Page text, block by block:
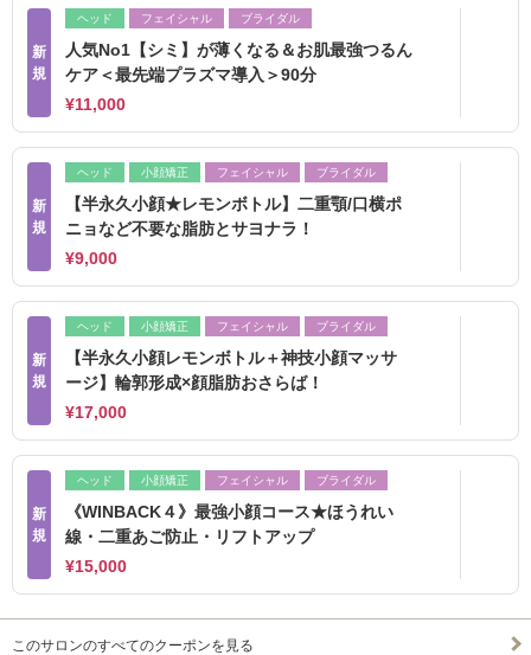
新
規
ヘッド フェイシャル ブライダル
人気No1【シミ】が薄くなる＆お肌最強つるん
ケア＜最先端プラズマ導入＞90分
¥11,000
新
規
ヘッド 小顔矯正 フェイシャル ブライダル
【半永久小顔★レモンボトル】二重顎/口横ポ
ニョなど不要な脂肪とサヨナラ！
¥9,000
新
規
ヘッド 小顔矯正 フェイシャル ブライダル
【半永久小顔レモンボトル＋神技小顔マッサ
ージ】輪郭形成×顔脂肪おさらば！
¥17,000
新
規
ヘッド 小顔矯正 フェイシャル ブライダル
《WINBACK４》最強小顔コース★ほうれい
線・二重あご防止・リフトアップ
¥15,000
このサロンのすべてのクーポンを見る